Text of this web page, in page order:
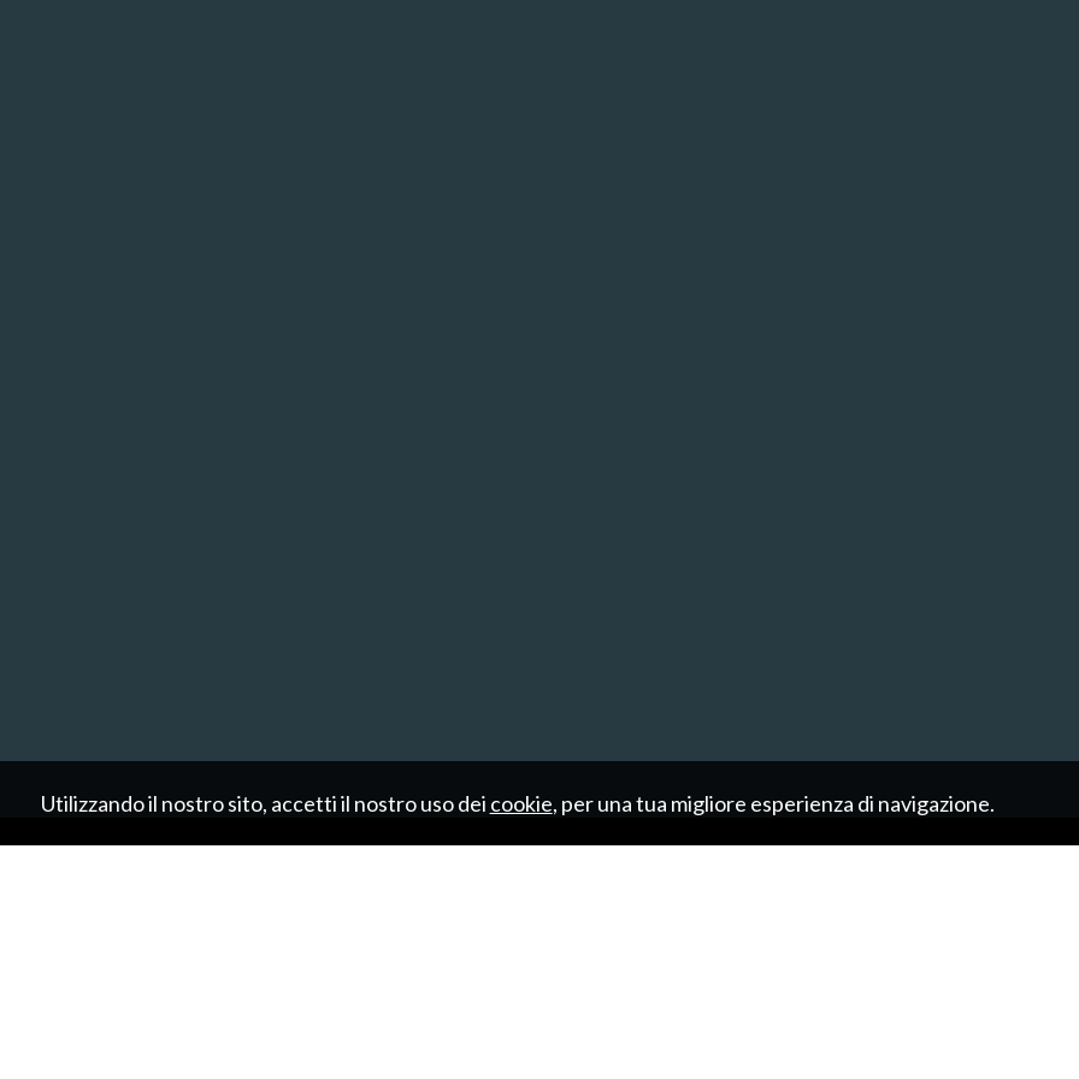
Utilizzando il nostro sito, accetti il nostro uso dei cookie, per una tua migliore esperienza di navigazione.